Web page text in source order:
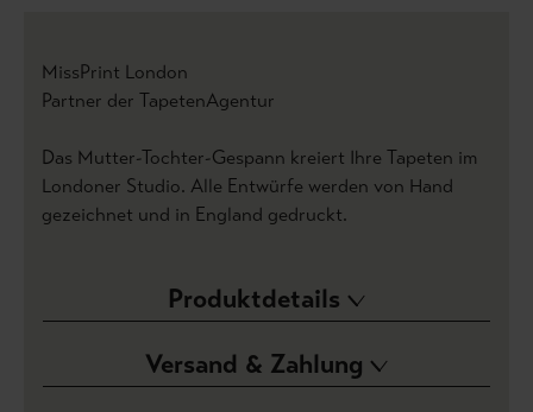
MissPrint London
Partner der TapetenAgentur
Das Mutter-Tochter-Gespann kreiert Ihre Tapeten im
Londoner Studio. Alle Entwürfe werden von Hand
gezeichnet und in England gedruckt.
Produktdetails
Versand & Zahlung